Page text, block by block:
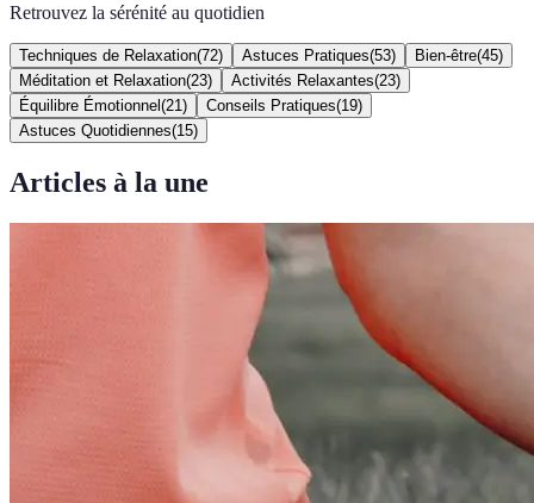
Retrouvez la sérénité au quotidien
Techniques de Relaxation(72) Astuces Pratiques(53) Bien-être(45)
Méditation et Relaxation(23) Activités Relaxantes(23)
Équilibre Émotionnel (21 ) Conseils Pratiques(19)
Astuces Quotidiennes(15)
Articles à la une